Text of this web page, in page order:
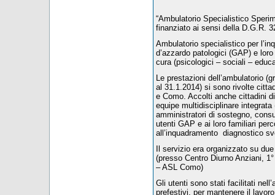
“Ambulatorio Specialistico
finanziato ai sensi della D.G.R.
Ambulatorio specialistico per
d’azzardo patologici (GAP) e
cura (psicologici – sociali –
Le prestazioni dell’ambulatorio
al 31.1.2014) si sono rivolte
e Como. Accolti anche cittadini
equipe multidisciplinare
amministratori di sostegno,
utenti GAP e ai loro familiari
all’inquadramento diagnostico
Il servizio era organizzato su
(presso Centro Diurno Anziani,
– ASL Como)
Gli utenti sono stati facilitati
prefestivi, per mantenere il